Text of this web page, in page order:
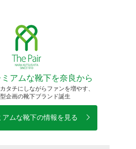
アムな靴下を奈良から
タチにしながらファンを増やす、
企画の靴下ブランド誕生
アムな靴下の情報を見る